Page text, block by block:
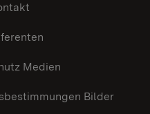
Medien
Bilder